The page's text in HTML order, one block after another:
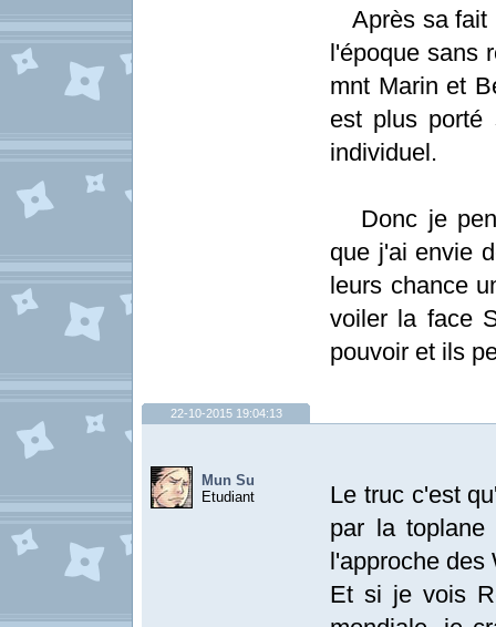
Après sa fait
l'époque sans
mnt Marin et
est plus porté
individuel.
Donc je
que j'ai envie
leurs chance
voiler la face
pouvoir et ils
22-10-2015 19:04:13
Mun Su
Etudiant
Le truc c'est
par la
l'approche des
Et si je vois